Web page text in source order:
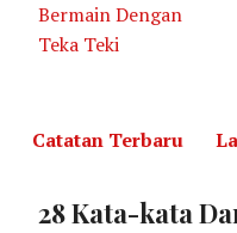
Bermain Dengan
Teka Teki
Catatan Terbaru
28 Kata-kata